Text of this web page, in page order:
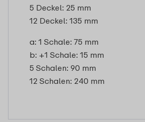
5 Deckel: 25 mm
12 Deckel: 135 mm
a: 1 Schale: 75 mm
b: +1 Schale: 15 mm
5 Schalen: 90 mm
12 Schalen: 240 mm